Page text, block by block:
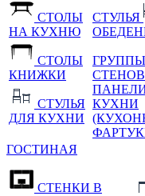
СТОЛЫ
НА КУХНЮ
СТОЛЫ
КНИЖКИ
СТУЛЬЯ
ДЛЯ КУХНИ
СТУЛЬЯ
ГРУППЫ
КУХНИ
ГОСТИНАЯ
СТЕНКИ В